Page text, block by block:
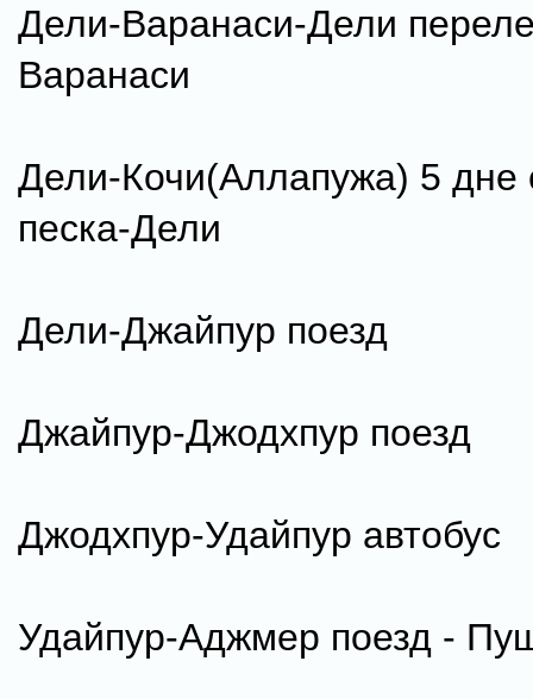
Дели-Варанаси-Дели
Варанаси
Дели-Кочи(Аллапужа) 5 дне
песка-Дели
Дели-Джайпур поезд
Джайпур-Джодхпур поезд
Джодхпур-Удайпур автобус
Удайпур-Аджмер поезд -